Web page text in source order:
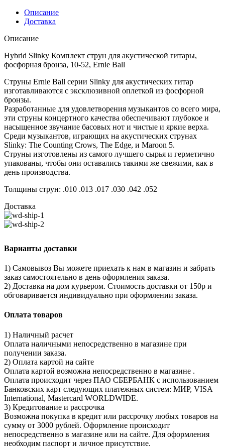
Описание
Доставка
Описание
Hybrid Slinky Комплект струн для акустической гитары,
фосфорная бронза, 10-52, Ernie Ball
Струны Ernie Ball серии Slinky для акустических гитар
изготавливаются с эксклюзивной оплеткой из фосфорной
бронзы.
Разработанные для удовлетворения музыкантов со всего мира,
эти струны концертного качества обеспечивают глубокое и
насыщенное звучание басовых нот и чистые и яркие верха.
Среди музыкантов, играющих на акустических струнах
Slinky: The Counting Crows, The Edge, и Maroon 5.
Струны изготовлены из самого лучшего сырья и герметично
упакованы, чтобы они оставались такими же свежими, как в
день производства.
Толщины струн: .010 .013 .017 .030 .042 .052
Доставка
Варианты доставки
1) Самовывоз Вы можете приехать к нам в магазин и забрать
заказ самостоятельно в день оформления заказа.
2) Доставка на дом курьером. Стоимость доставки от 150р и
обговаривается индивидуально при оформлении заказа.
Оплата товаров
1) Наличный расчет
Оплата наличными непосредственно в магазине при
получении заказа.
2) Оплата картой на сайте
Оплата картой возможна непосредственно в магазине .
Оплата происходит через ПАО СБЕРБАНК с использованием
Банковских карт следующих платежных систем: МИР, VISA
International, Mastercard WORLDWIDE.
3) Кредитование и рассрочка
Возможна покупка в кредит или рассрочку любых товаров на
сумму от 3000 рублей. Оформление происходит
непосредственно в магазине или на сайте. Для оформления
необходим паспорт и личное присутствие.